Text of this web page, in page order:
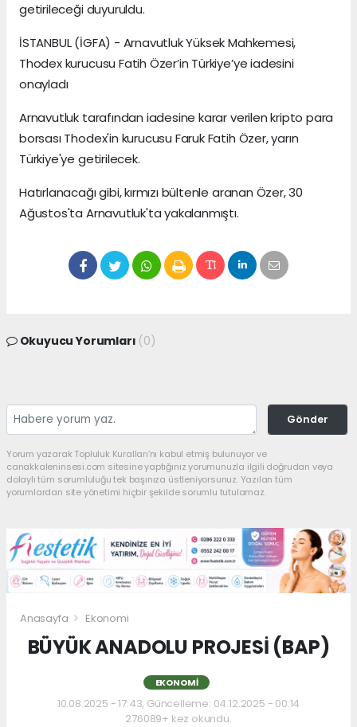
getirileceği duyuruldu.
İSTANBUL (İGFA) - Arnavutluk Yüksek Mahkemesi,
Thodex kurucusu Fatih Özer’in Türkiye’ye iadesini
onayladı
Arnavutluk tarafından iadesine karar verilen kripto para
borsası Thodex'in kurucusu Faruk Fatih Özer, yarın
Türkiye'ye getirilecek.
Hatırlanacağı gibi, kırmızı bültenle aranan Özer, 30
Ağustos'ta Arnavutluk'ta yakalanmıştı.
Okuyucu Yorumları (0)
Gönder
Yorum yazarak Topluluk Kuralları’nı kabul etmiş bulunuyor ve
canakkaleninsesi.com sitesine yaptığınız yorumunuzla ilgili doğrudan veya
dolaylı tüm sorumluluğu tek başınıza üstleniyorsunuz. Yazılan tüm
yorumlardan site yönetimi hiçbir şekilde sorumlu tutulamaz.
Anasayfa Ekonomi
BÜYÜK ANADOLU PROJESİ (BAP)
EKONOMI
10.08.2025 - 17:43, Güncelleme: 04.12.2025 - 00:14
276089+ kez okundu.